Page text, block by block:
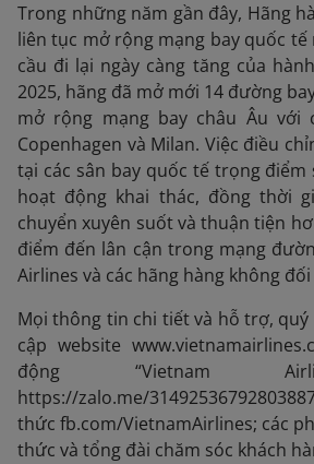
Trong những năm gần đây, Hãng
liên tục mở rộng mạng bay quốc
cầu đi lại ngày càng tăng của
2025, hãng đã mở mới 14 đường
mở rộng mạng bay châu Âu với
Copenhagen và Milan. Việc điều
tại các sân bay quốc tế trọng
hoạt động khai thác, đồng thời
chuyển xuyên suốt và thuận tiện
điểm đến lân cận trong mạng
Airlines và các hãng hàng không đối
Mọi thông tin chi tiết và hỗ trợ,
cập website
động “Vietnam
https://zalo.me/
thức fb.com/VietnamAirlines; các
thức và tổng đài chăm sóc khách